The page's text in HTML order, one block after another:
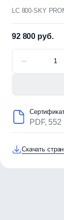
LC 800-SKY
92 800 руб.
PDF, 552
Скачать